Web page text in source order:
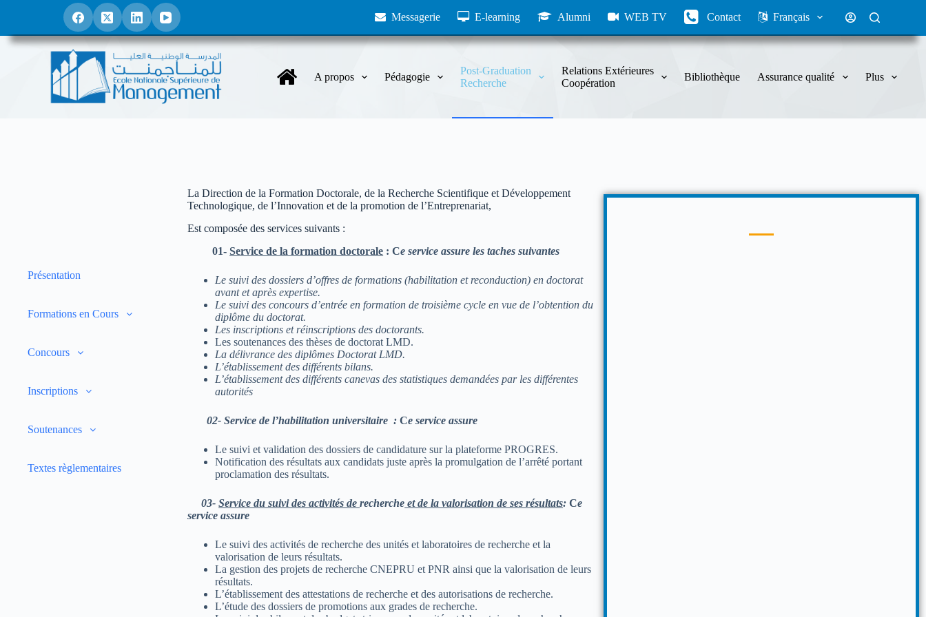
s
Messagerie E-learning Alumni WEB TV Contact Français
A propos Pédagogie
Post-Graduation
Recherche
Relations Extérieures
Coopération
Bibliothèque Assurance qualité Plus
Présentation
Formations en Cours
Concours
Inscriptions
Soutenances
Textes règlementaires
La Direction de la Formation Doctorale, de la Recherche Scientifique et Développement
Technologique, de l’Innovation et de la promotion de l’Entreprenariat,
Est composée des services suivants :
01-Service de la formation doctorale :Ce service assure les taches suivantes
Le suivi des dossiers d’offres de formations (habilitation et reconduction) en doctorat
avant et après expertise.
Le suivi des concours d’entrée en formation de troisième cycle en vue de l’obtention du
diplôme du doctorat.
Les inscriptions et réinscriptions des doctorants.
Les soutenances des thèses de doctorat LMD.
La délivrance des diplômes Doctorat LMD.
L’établissement des différents bilans.
L’établissement des différents canevas des statistiques demandées par les différentes
autorités
02- Service de l’habilitation universitaire :Ce service assure
Le suivi et validation des dossiers de candidature sur la plateforme PROGRES.
Notification des résultats aux candidats juste après la promulgation de l’arrêté portant
proclamation des résultats.
03-Service du suivi des activités derecherche et de la valorisation de ses résultats:Ce
service assure
Le suivi des activités de recherche des unités et laboratoires de recherche et la
valorisation de leurs résultats.
La gestion des projets de recherche CNEPRU et PNR ainsi que la valorisation de leurs
résultats.
L’établissement des attestations de recherche et des autorisations de recherche.
L’étude des dossiers de promotions aux grades de recherche.